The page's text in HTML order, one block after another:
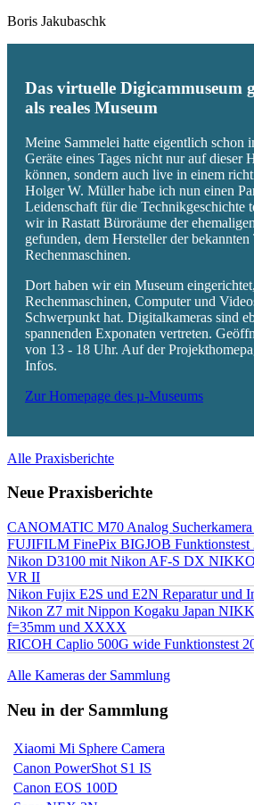
Boris Jakubaschk
Das virtuelle Digicammuseum
als reales Museum
Meine Sammelei hatte eigentlich schon
Geräte eines Tages nicht nur auf dieser
können, sondern auch live in einem
Holger W. Müller habe ich nun einen
Leidenschaft für die Technikgeschichte
wir in Rastatt Büroräume der
gefunden, dem Hersteller der bekannten
Rechenmaschinen.
Dort haben wir ein Museum
Rechenmaschinen, Computer und
Schwerpunkt hat. Digitalkameras sind
spannenden Exponaten vertreten.
von 13 - 18 Uhr. Auf der
Infos.
Zur Homepage des µ-Museums
Alle Praxisberichte
Neue Praxisberichte
CANOMATIC M70 Analog
FUJIFILM FinePix BIGJOB Funktionstest
Nikon D3100 mit Nikon AF-S DX
VR II
Nikon Fujix E2S und E2N Reparatur und
Nikon Z7 mit Nippon Kogaku Japan
f=35mm und XXXX
RICOH Caplio 500G wide Funktionstest
Alle Kameras der Sammlung
Neu in der Sammlung
Xiaomi Mi Sphere Camera
Canon PowerShot S1 IS
Canon EOS 100D